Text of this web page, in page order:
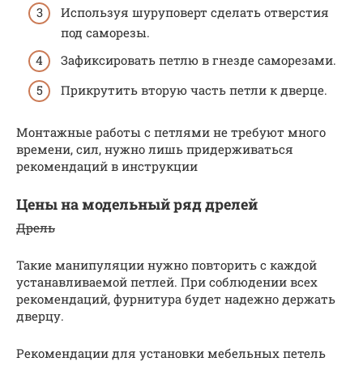
Используя шуруповерт сделать отверстия
под саморезы.
Зафиксировать петлю в гнезде саморезами.
Прикрутить вторую часть петли к дверце.
Монтажные работы с петлями не требуют много
времени, сил, нужно лишь придерживаться
рекомендаций в инструкции
Цены на модельный ряд дрелей
Дрель
Такие манипуляции нужно повторить с каждой
устанавливаемой петлей. При соблюдении всех
рекомендаций, фурнитура будет надежно держать
дверцу.
Рекомендации для установки мебельных петель